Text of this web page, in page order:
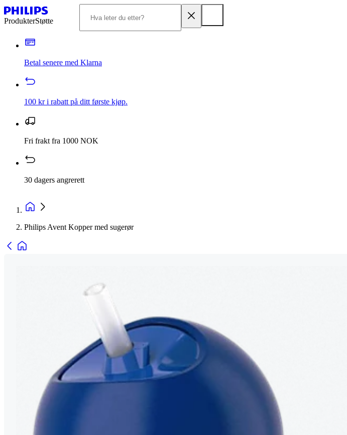
ProdukterStøtte
Betal senere med Klarna
100 kr i rabatt på ditt første kjøp.
Fri frakt fra 1000 NOK
30 dagers angrerett
Philips Avent Kopper med sugerør